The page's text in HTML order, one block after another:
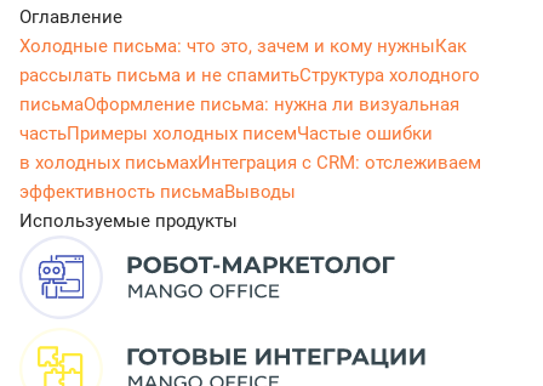
Оглавление
Холодные письма: что это, зачем и кому нужныКак
рассылать письма и не спамитьСтруктура холодного
письмаОформление письма: нужна ли визуальная
частьПримеры холодных писемЧастые ошибки
в холодных письмахИнтеграция с CRM: отслеживаем
эффективность письмаВыводы
Используемые продукты